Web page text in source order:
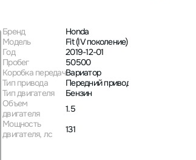
Бренд
Honda
Модель
Fit (IV поколение)
Год
2019-12-01
Пробег
50500
Коробка передачВариатор
Тип привода
Передний привод
Тип двигателя
Бензин
Объем
двигателя
1.5
Мощность
двигателя, лс
131